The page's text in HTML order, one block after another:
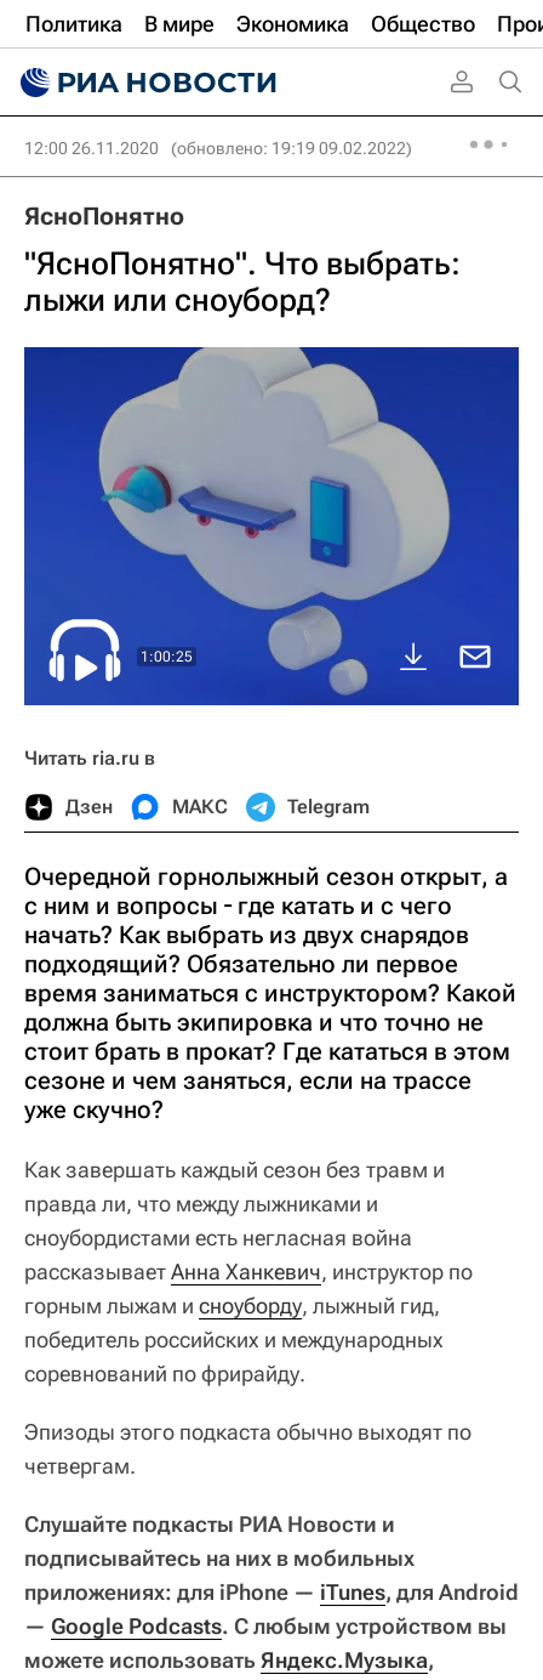
Политика В мире Экономика Общество
12:00 26.11.2020 (обновлено: 19:19 09.02.2022)
ЯсноПонятно
"ЯсноПонятно". Что выбрать:
лыжи или сноуборд?
1:00:25
Читать ria.ru в
Дзен МАКС Telegram
Очередной горнолыжный сезон открыт, а
с ним и вопросы ― где катать и с чего
начать? Как выбрать из двух снарядов
подходящий? Обязательно ли первое
время заниматься с инструктором? Какой
должна быть экипировка и что точно не
стоит брать в прокат? Где кататься в этом
сезоне и чем заняться, если на трассе
уже скучно?
Как завершать каждый сезон без травм и
правда ли, что между лыжниками и
сноубордистами есть негласная война
рассказываетАнна Ханкевич, инструктор по
горным лыжам и сноуборду, лыжный гид,
победитель российских и международных
соревнований по фрирайду.
Эпизоды этого подкаста обычно выходят по
четвергам.
Слушайте подкасты РИА Новости и
подписывайтесь на них в мобильных
приложениях: для iPhone — iTunes, для Android
— Google Podcasts. С любым устройством вы
можете использовать Яндекс.Музыка,